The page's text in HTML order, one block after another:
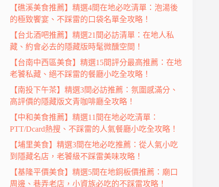
【礁溪美食推薦】精選4間在地必吃清單：泡湯後
的極致饗宴、不踩雷的口袋名單全攻略！
【台北酒吧推薦】精選21間必訪清單：在地人私
藏、約會必去的隱藏版時髦微醺空間！
【台南中西區美食】精選15間評分最高推薦：在地
老饕私藏、絕不踩雷的餐廳小吃全攻略！
【南投下午茶】精選3間必訪推薦：氛圍感滿分、
高評價的隱藏版文青咖啡廳全攻略！
【中和美食推薦】精選11間在地必吃清單：
PTT/Dcard熱搜、不踩雷的人氣餐廳小吃全攻略！
【埔里美食】精選3間在地必吃推薦：從人氣小吃
到隱藏名店，老饕級不踩雷美味攻略！
【基隆平價美食】精選5間在地銅板價推薦：廟口
周邊、巷弄老店，小資族必吃的不踩雷攻略！